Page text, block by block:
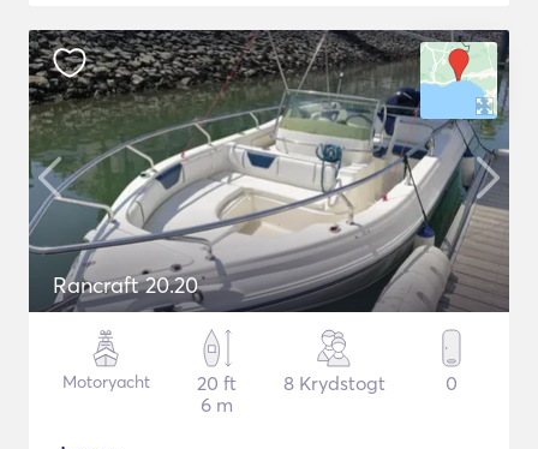
Rancraft 20.20
Motoryacht
20 ft
6 m
8 Krydstogt 0